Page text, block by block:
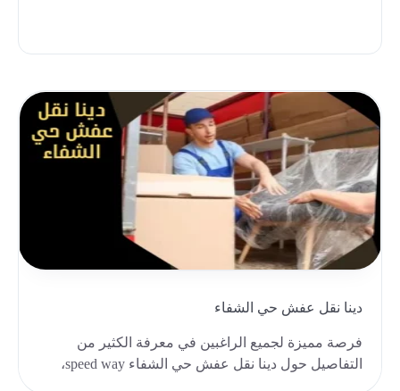
دينا نقل عفش حي الشفاء
فرصة مميزة لجميع الراغبين في معرفة الكثير من
التفاصيل حول دينا نقل عفش حي الشفاء speed way،